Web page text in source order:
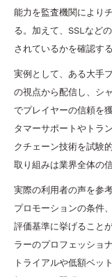
能力を監査機関により
る。加えて、SSLなど
されているかを確認す
実例として、ある大手
の視点から配信し、シ
でプレイヤーの信頼を
タマーサポートやトラ
クチェーン技術を試験
取り組みは業界全体の
実際の利用者の声を参
プロモーションの条件
評価基準に挙げること
ラーのプロフェッショ
トライアルや低額ベッ